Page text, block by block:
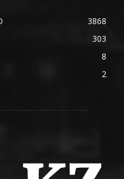
3868
303
8
2